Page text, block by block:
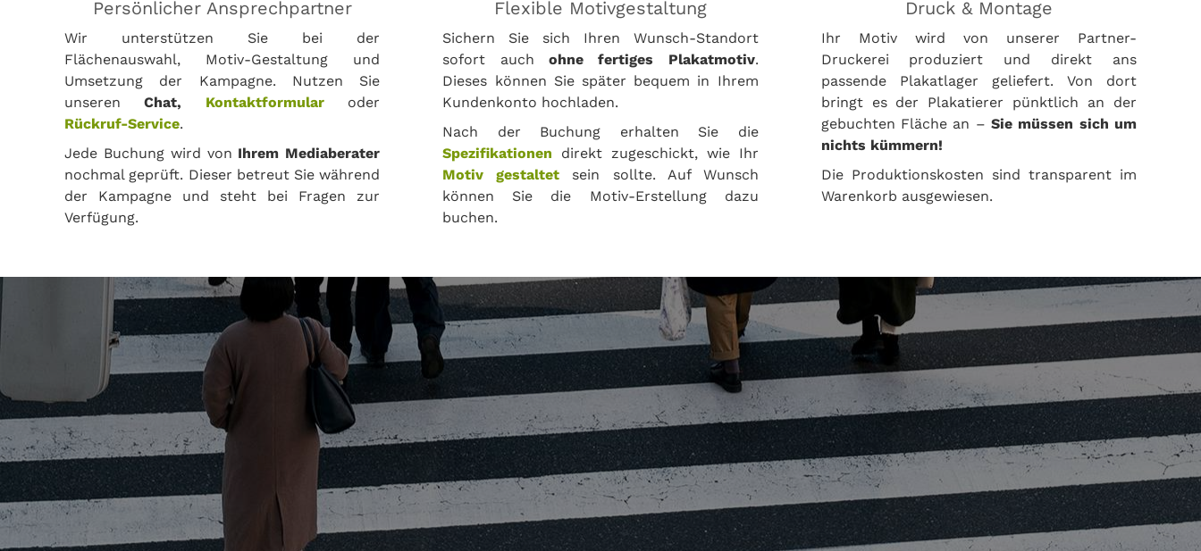
Persönlicher Ansprechpartner
Wir unterstützen Sie bei der
Flächenauswahl, Motiv-Gestaltung und
Umsetzung der Kampagne. Nutzen Sie
unserenChat, Kontaktformularoder
Rückruf-Service.
Jede Buchung wird von Ihrem Mediaberater
nochmal geprüft. Dieser betreut Sie während
der Kampagne und steht bei Fragen zur
Verfügung.
Flexible Motivgestaltung
Sichern Sie sich Ihren Wunsch-Standort
sofort auch ohne fertiges Plakatmotiv.
Dieses können Sie später bequem in Ihrem
Kundenkonto hochladen.
Nach der Buchung erhalten Sie die
Spezifikationen direkt zugeschickt, wie Ihr
Motiv gestaltet sein sollte. Auf Wunsch
können Sie die Motiv-Erstellung dazu
buchen.
Druck & Montage
Ihr Motiv wird von unserer Partner-
Druckerei produziert und direkt ans
passende Plakatlager geliefert. Von dort
bringt es der Plakatierer pünktlich an der
gebuchten Fläche an – Sie müssen sich um
nichts kümmern!
Die Produktionskosten sind transparent im
Warenkorb ausgewiesen.